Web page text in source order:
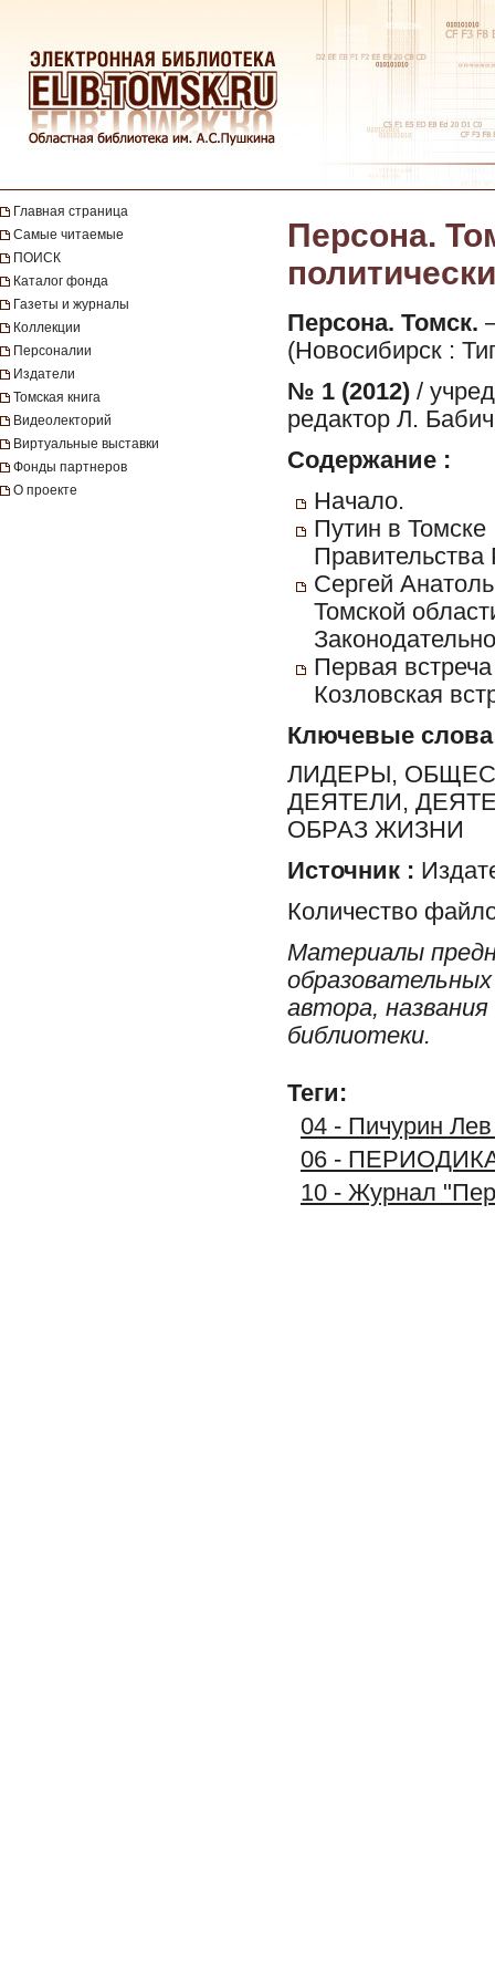
Главная страница
Самые читаемые
ПОИСК
Каталог фонда
Газеты и журналы
Коллекции
Персоналии
Издатели
Томская книга
Видеолекторий
Виртуальные выставки
Фонды партнеров
О проекте
Персона.
Персона. Томск.
(Новосибирск :
№ 1 (2012) /
редактор Л.
Содержание :
Начало.
Путин в
Сергей
Томской
Первая
Козловская
Ключевые слова
ЛИДЕРЫ,
ДЕЯТЕЛИ,
ОБРАЗ ЖИЗНИ
Источник :
Количество
Материалы
автора,
библиотеки.
Теги:
04 - Пичурин
06 -
10 - Журнал